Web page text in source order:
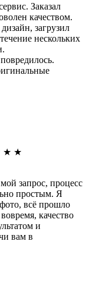
Заказал
качеством.
загрузил
нескольких
★ ★
запрос, процесс
простым. Я
всё прошло
качество
и
вам в